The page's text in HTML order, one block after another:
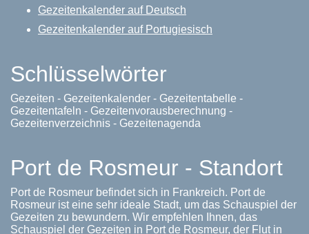
Gezeitenkalender auf Deutsch
Gezeitenkalender auf Portugiesisch
Schlüsselwörter
Gezeiten - Gezeitenkalender - Gezeitentabelle -
Gezeitentafeln - Gezeitenvorausberechnung -
Gezeitenverzeichnis - Gezeitenagenda
Port de Rosmeur - Standort
Port de Rosmeur befindet sich in Frankreich. Port de
Rosmeur ist eine sehr ideale Stadt, um das Schauspiel der
Gezeiten zu bewundern. Wir empfehlen Ihnen, das
Schauspiel der Gezeiten in Port de Rosmeur, der Flut in